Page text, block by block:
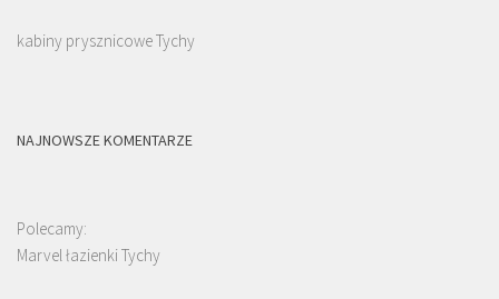
kabiny prysznicowe Tychy
NAJNOWSZE KOMENTARZE
Polecamy:
Marvel łazienki Tychy